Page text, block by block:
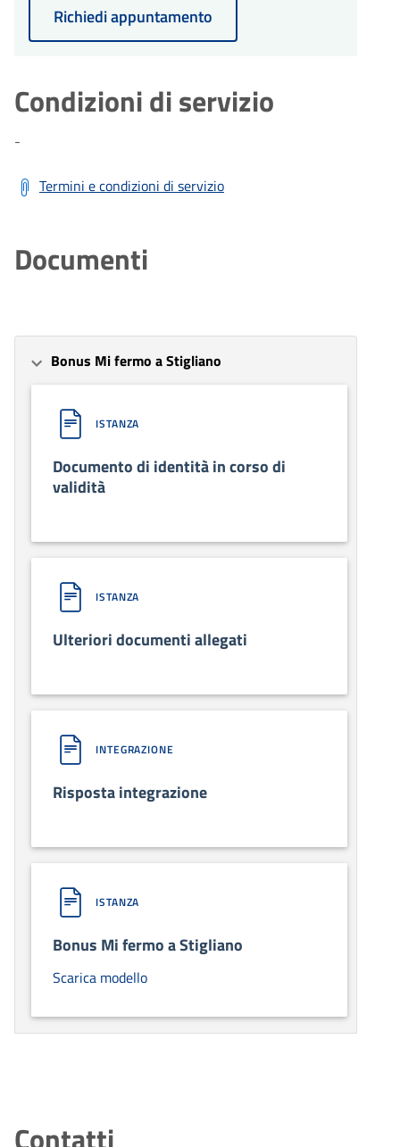
diversa tempistica prevista dalla
normativa e dai regolamenti
Richiedi appuntamento
Condizioni di servizio
-
Termini e condizioni di servizio
Documenti
Bonus Mi fermo a Stigliano
ISTANZA
Documento di identità in corso di
validità
ISTANZA
Ulteriori documenti allegati
INTEGRAZIONE
Risposta integrazione
ISTANZA
Bonus Mi fermo a Stigliano
Scarica modello